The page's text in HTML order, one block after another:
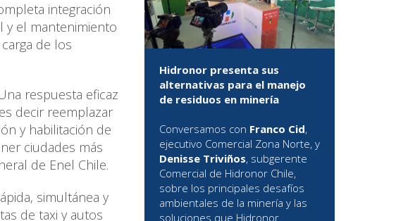
integración
y el mantenimiento
de los
respuesta eficaz
decir reemplazar
y habilitación de
ciudades más
de Enel Chile.
simultánea y
de taxi y autos
Hidronor presenta sus
alternativas para el manejo
de residuos en minería
Conversamos con Franco Cid,
ejecutivo Comercial Zona Norte, y
Denisse Triviños, subgerente
Comercial de Hidronor Chile,
sobre los principales desafíos
ambientales de la minería y las
soluciones que Hidronor